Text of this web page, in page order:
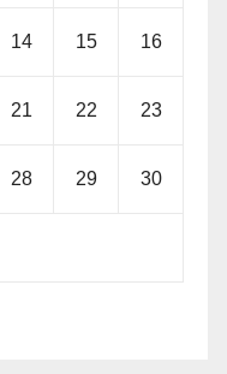
14 15 16
21 22 23
28 29 30